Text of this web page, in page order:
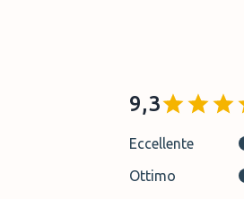
9,3
Eccellente
Ottimo